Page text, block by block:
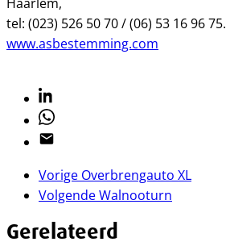
tel: (023) 526 50 70 / (06) 53 16 96 75.
www.asbestemming.com
Linkedin
Whatsapp
Email
Vorige Overbrengauto XL
VolgendeWalnooturn
Gerelateerd